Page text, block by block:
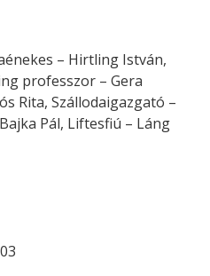
– Hirtling István,
professzor – Gera
Rita, Szállodaigazgató –
Pál, Liftesfiú – Láng